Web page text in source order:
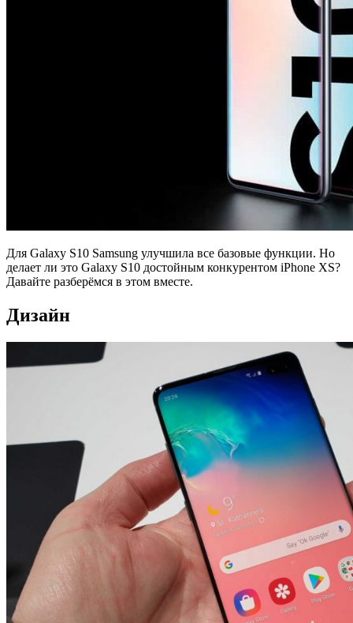
Для Galaxy S10 Samsung улучшила все базовые функции. Но
делает ли это Galaxy S10 достойным конкурентом iPhone XS?
Давайте разберёмся в этом вместе.
Дизайн